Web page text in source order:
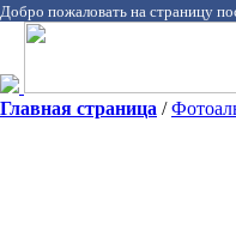
Добро пожаловать на страницу
Главная страница /